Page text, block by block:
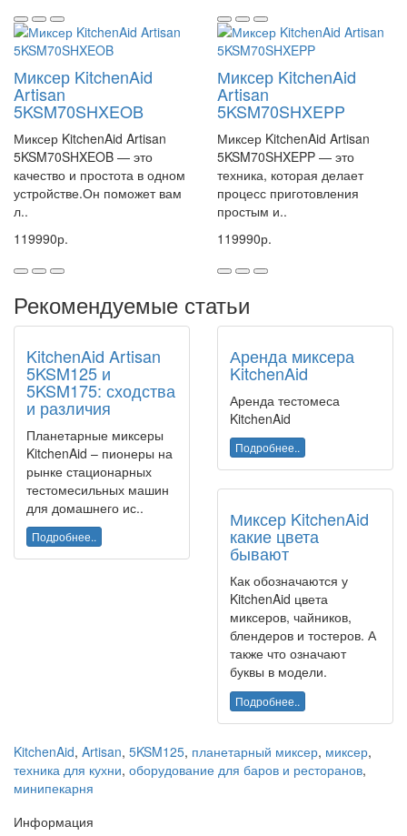
Миксер KitchenAid
Artisan
5KSM70SHXEOB
Миксер KitchenAid Artisan
5KSM70SHXEOB — это
качество и простота в одном
устройстве.Он поможет вам
л..
119990р.
Миксер KitchenAid
Artisan
5KSM70SHXEPP
Миксер KitchenAid Artisan
5KSM70SHXEPP — это
техника, которая делает
процесс приготовления
простым и..
119990р.
Рекомендуемые статьи
KitchenAid Artisan
5KSM125 и
5KSM175: сходства
и различия
Планетарные миксеры
KitchenAid – пионеры на
рынке стационарных
тестомесильных машин
для домашнего ис..
Подробнее..
Аренда миксера
KitchenAid
Аренда тестомеса
KitchenAid
Подробнее..
Миксер KitchenAid
какие цвета
бывают
Как обозначаются у
KitchenAid цвета
миксеров, чайников,
блендеров и тостеров. А
также что означают
буквы в модели.
Подробнее..
KitchenAid, Artisan, 5KSM125, планетарный миксер, миксер,
техника для кухни, оборудование для баров и ресторанов,
минипекарня
Информация